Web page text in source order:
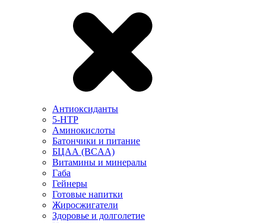
Антиоксиданты
5-HTP
Аминокислоты
Батончики и питание
БЦАА (BCAA)
Витамины и минералы
Габа
Гейнеры
Готовые напитки
Жиросжигатели
Здоровье и долголетие